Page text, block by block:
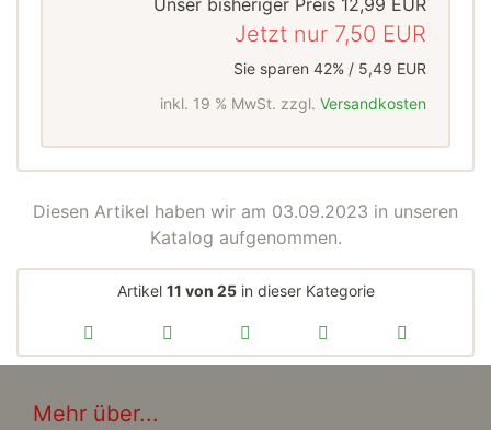
Unser bisheriger Preis 12,99 EUR
Jetzt nur 7,50 EUR
Sie sparen 42% / 5,49 EUR
inkl. 19 % MwSt. zzgl. Versandkosten
Diesen Artikel haben wir am 03.09.2023 in unseren
Katalog aufgenommen.
Artikel 11 von 25in dieser Kategorie
Mehr über...